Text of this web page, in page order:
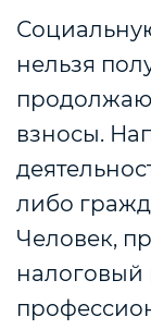
нельзя
взносы.
либо
Человек,
налоговый